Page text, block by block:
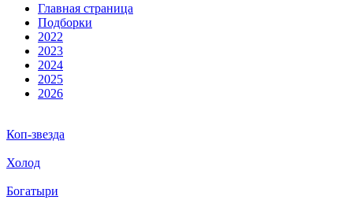
Глав­ная стра­ни­ца
Подборки
2022
2023
2024
2025
2026
Коп-звезда
Холод
Богатыри